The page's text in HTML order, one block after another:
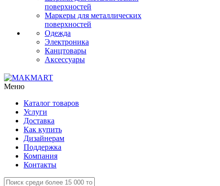
поверхностей
Маркеры для металлических
поверхностей
Одежда
Электроника
Канцтовары
Аксессуары
Меню
Каталог товаров
Услуги
Доставка
Как купить
Дизайнерам
Поддержка
Компания
Контакты